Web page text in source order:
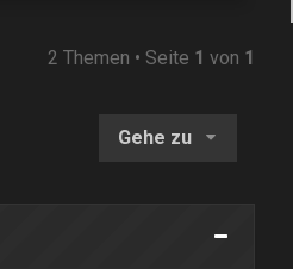
2 Themen • Seite 1 von 1
Gehe zu